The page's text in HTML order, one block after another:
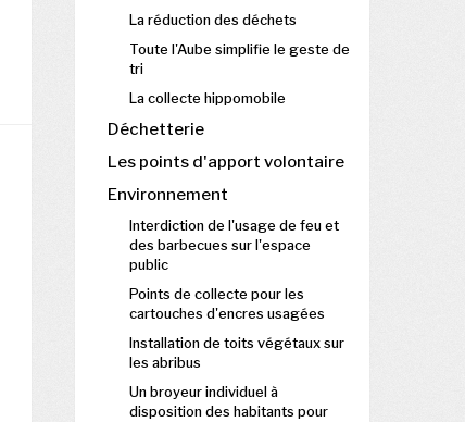
La réduction des déchets
Toute l'Aube simplifie le geste de
tri
La collecte hippomobile
Déchetterie
Les points d'apport volontaire
Environnement
Interdiction de l'usage de feu et
des barbecues sur l'espace
public
Points de collecte pour les
cartouches d'encres usagées
Installation de toits végétaux sur
les abribus
Un broyeur individuel à
disposition des habitants pour